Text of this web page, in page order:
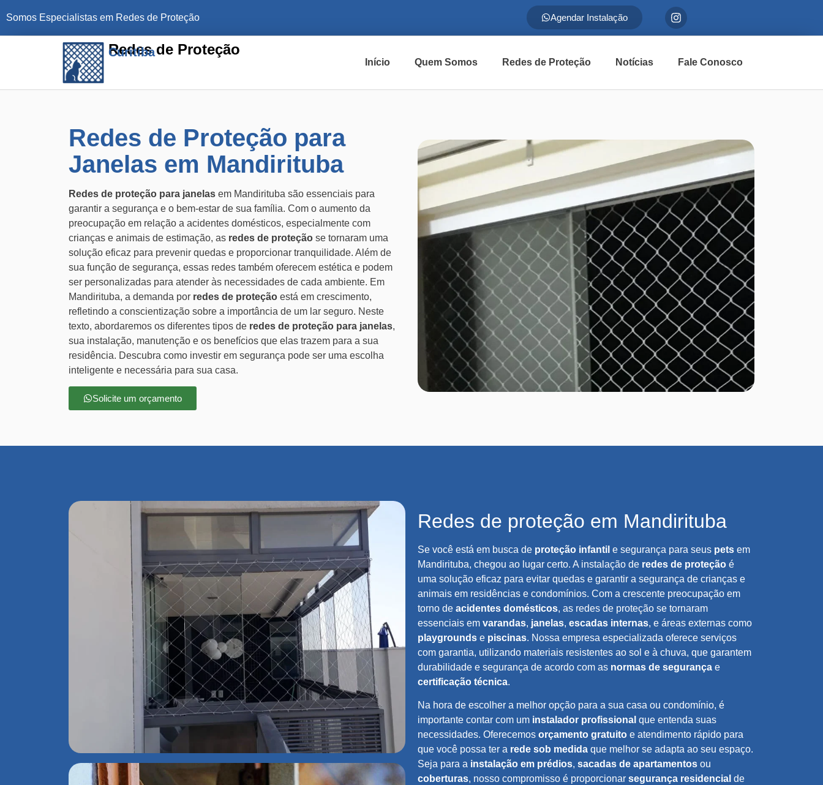
Somos Especialistas em Redes de Proteção Agendar Instalação
Redes de Proteção
Curitiba
Início Quem Somos Redes de Proteção Notícias Fale Conosco
Redes de Proteção para
Janelas em Mandirituba
Redes de proteção para janelas em Mandirituba são essenciais para
garantir a segurança e o bem-estar de sua família. Com o aumento da
preocupação em relação a acidentes domésticos, especialmente com
crianças e animais de estimação, as redes de proteção se tornaram uma
solução eficaz para prevenir quedas e proporcionar tranquilidade. Além de
sua função de segurança, essas redes também oferecem estética e podem
ser personalizadas para atender às necessidades de cada ambiente. Em
Mandirituba, a demanda por redes de proteção está em crescimento,
refletindo a conscientização sobre a importância de um lar seguro. Neste
texto, abordaremos os diferentes tipos de redes de proteção para janelas,
sua instalação, manutenção e os benefícios que elas trazem para a sua
residência. Descubra como investir em segurança pode ser uma escolha
inteligente e necessária para sua casa.
Solicite um orçamento
Redes de proteção em Mandirituba
Se você está em busca de proteção infantil e segurança para seus pets em
Mandirituba, chegou ao lugar certo. A instalação de redes de proteção é
uma solução eficaz para evitar quedas e garantir a segurança de crianças e
animais em residências e condomínios. Com a crescente preocupação em
torno de acidentes domésticos, as redes de proteção se tornaram
essenciais em varandas, janelas, escadas internas, e áreas externas como
playgrounds e piscinas. Nossa empresa especializada oferece serviços
com garantia, utilizando materiais resistentes ao sol e à chuva, que garantem
durabilidade e segurança de acordo com as normas de segurança e
certificação técnica.
Na hora de escolher a melhor opção para a sua casa ou condomínio, é
importante contar com um instalador profissional que entenda suas
necessidades. Oferecemos orçamento gratuito e atendimento rápido para
que você possa ter a rede sob medida que melhor se adapta ao seu espaço.
Seja para a instalação em prédios, sacadas de apartamentos ou
coberturas, nosso compromisso é proporcionar segurança residencial de